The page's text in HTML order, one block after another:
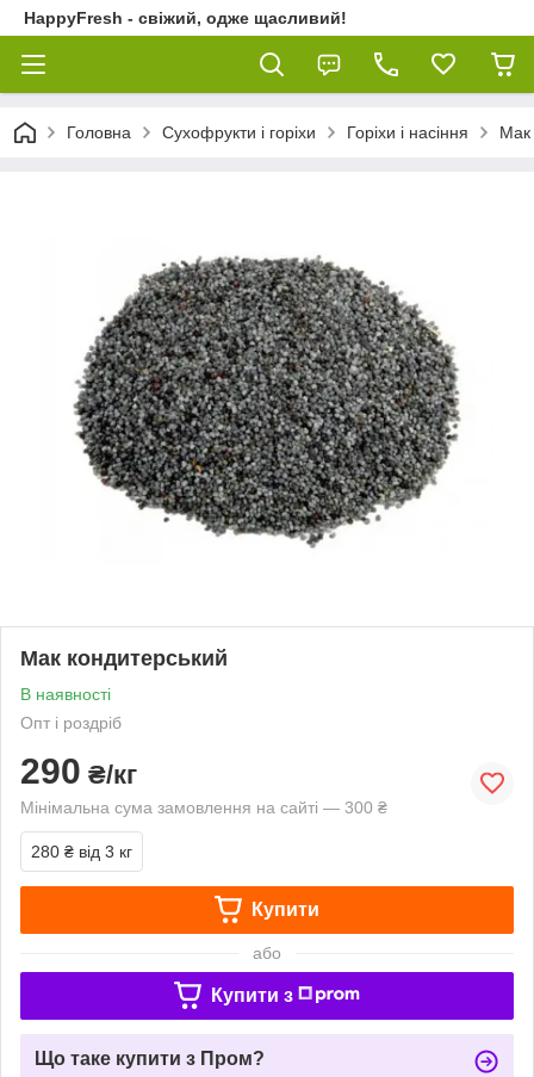
HappyFresh - свіжий, одже щасливий!
Головна Сухофрукти і горіхи Горіхи і насіння Мак
Мак кондитерський
В наявності
Опт і роздріб
290 ₴/кг
Мінімальна сума замовлення на сайті — 300 ₴
280 ₴ від 3 кг
Купити
або
Купити з
Що таке купити з Пром?